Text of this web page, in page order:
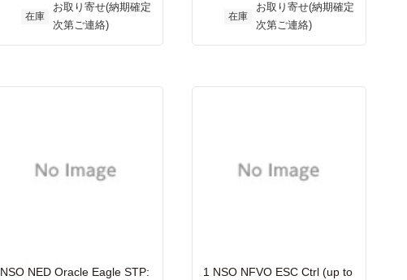
在庫
お取り寄せ(納期確定
次第ご連絡)
在庫
お取り寄せ(納期確定
次第ご連絡)
NSO NED Oracle Eagle STP:
1 NSO NFVO ESC Ctrl (up to